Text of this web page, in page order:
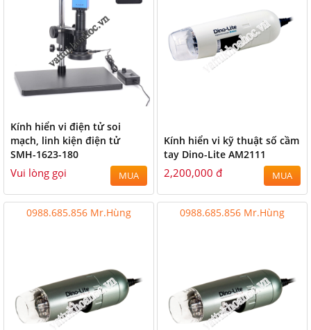
Kính hiển vi điện tử soi
mạch, linh kiện điện tử
SMH-1623-180
Vui lòng gọi MUA
Kính hiển vi kỹ thuật số cầm
tay Dino-Lite AM2111
2,200,000 đ MUA
0988.685.856 Mr.Hùng 0988.685.856 Mr.Hùng